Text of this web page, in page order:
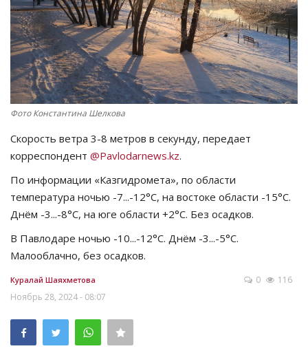
СПОРТ
Чек-лист
РАЗВЛЕЧЕНИЯ
Курултай
Язык
Фото Константина Шелкова
Скорость ветра 3-8 метров в секунду, передает
корреспондент @Pavlodarnews.kz.
По информации «Казгидромета», по области
температура ночью -7...-12°C, на востоке области -15°C.
Днём -3...-8°C, на юге области +2°C. Без осадков.
В Павлодаре ночью -10...-12°C. Днём -3...-5°C.
Малооблачно, без осадков.
Куралай Шаяхметова
Ноябрь 28, 2024 - 08:07
0 116